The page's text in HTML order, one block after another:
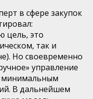
в сфере закупок
цель, это
так и
Но своевременно
управление
минимальным
В дальнейшем